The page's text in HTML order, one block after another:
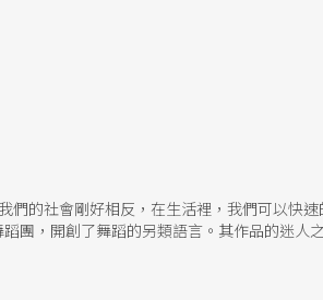
們的社會剛好相反，在生活裡，我們可以快速
團，開創了舞蹈的另類語言。其作品的迷人